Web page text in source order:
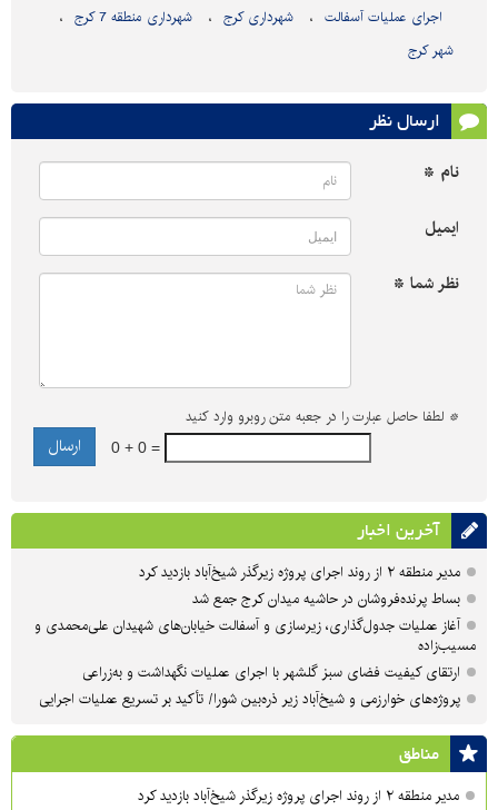
اجرای عملیات آسفالت شهرداری کرج
شهرداری منطقه 7 کرج
شهر کرج
ارسال نظر
نام *
ایمیل
نظر شما *
* لطفا حاصل عبارت را در جعبه متن روبرو وارد کنید
0 + 0 =
آخرین اخبار
مدیر منطقه ۲ از روند اجرای پروژه زیرگذر شیخ‌آباد بازدید کرد
بساط پرنده‌فروشان در حاشیه میدان کرج جمع شد
آغاز عملیات جدول‌گذاری، زیرسازی و آسفالت خیابان‌های شهیدان علی‌محمدی و
مسیب‌زاده
ارتقای کیفیت فضای سبز گلشهر با اجرای عملیات نگهداشت و به‌زراعی
پروژه‌های خوارزمی و شیخ‌آباد زیر ذره‌بین شورا/ تأکید بر تسریع عملیات اجرایی
مناطق
مدیر منطقه ۲ از روند اجرای پروژه زیرگذر شیخ‌آباد بازدید کرد